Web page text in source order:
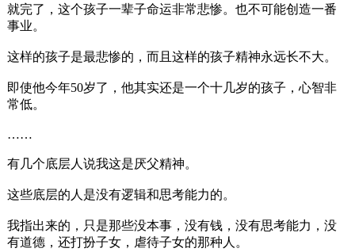
就完了，这个孩子一辈子命运非常悲惨。也不可能创造一番
事业。
这样的孩子是最悲惨的，而且这样的孩子精神永远长不大。
即使他今年50岁了，他其实还是一个十几岁的孩子，心智非
常低。
……
有几个底层人说我这是厌父精神。
这些底层的人是没有逻辑和思考能力的。
我指出来的，只是那些没本事，没有钱，没有思考能力，没
有道德，还打扮子女，虐待子女的那种人。